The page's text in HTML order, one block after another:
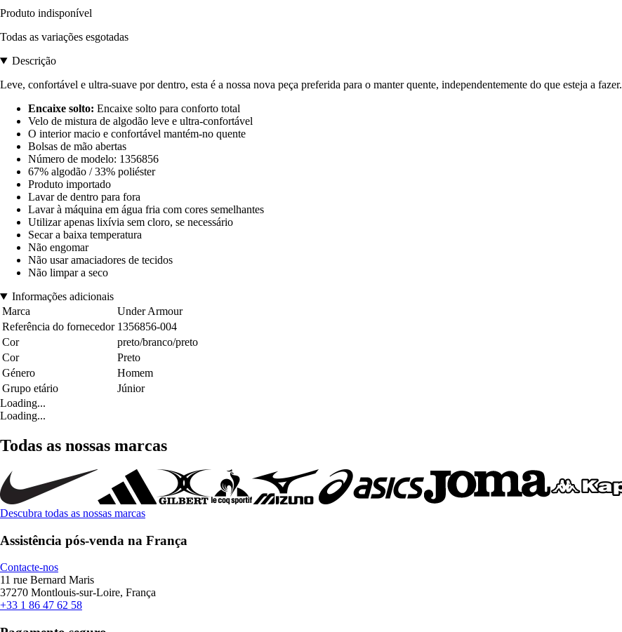
Produto indisponível
Todas as variações esgotadas
Descrição
Leve, confortável e ultra-suave por dentro, esta é a nossa nova peça preferida para o manter quente, independentemente do que esteja a fazer.
Encaixe solto: Encaixe solto para conforto total
Velo de mistura de algodão leve e ultra-confortável
O interior macio e confortável mantém-no quente
Bolsas de mão abertas
Número de modelo: 1356856
67% algodão / 33% poliéster
Produto importado
Lavar de dentro para fora
Lavar à máquina em água fria com cores semelhantes
Utilizar apenas lixívia sem cloro, se necessário
Secar a baixa temperatura
Não engomar
Não usar amaciadores de tecidos
Não limpar a seco
Informações adicionais
Marca
Under Armour
Referência do fornecedor 1356856-004
Cor
preto/branco/preto
Cor
Preto
Género
Homem
Grupo etário
Júnior
Loading...
Loading...
Todas as nossas marcas
Descubra todas as nossas marcas
Assistência pós-venda na França
Contacte-nos
11 rue Bernard Maris
37270 Montlouis-sur-Loire, França
+33 1 86 47 62 58